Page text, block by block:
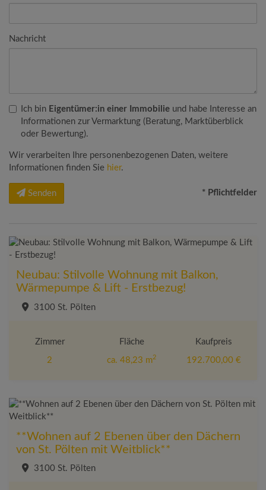
Nachricht
Ich bin Eigentümer:in einer Immobilie und habe Interesse an
Informationen zur Vermarktung (Beratung, Marktüberblick
oder Bewertung).
Wir verarbeiten Ihre personenbezogenen Daten, weitere
Informationen finden Sie hier.
Senden * Pflichtfelder
Neubau: Stilvolle Wohnung mit Balkon,
Wärmepumpe & Lift - Erstbezug!
3100 St. Pölten
Zimmer
2
Fläche
ca. 48,23 m2
Kaufpreis
192.700,00 €
**Wohnen auf 2 Ebenen über den Dächern
von St. Pölten mit Weitblick**
3100 St. Pölten